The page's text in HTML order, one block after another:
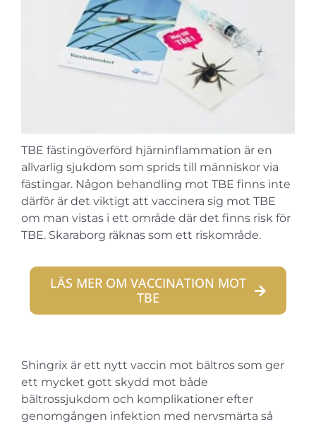
TBE fästingöverförd hjärninflammation är en
allvarlig sjukdom som sprids till människor via
fästingar. Någon behandling mot TBE finns inte
därför är det viktigt att vaccinera sig mot TBE
om man vistas i ett område där det finns risk för
TBE. Skaraborg räknas som ett riskområde.
LÄS MER OM VACCINATION MOT
TBE
Shingrix är ett nytt vaccin mot bältros som ger
ett mycket gott skydd mot både
bältrossjukdom och komplikationer efter
genomgången infektion med nervsmärta så